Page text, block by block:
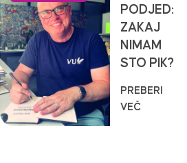
PODJED:
ZAKAJ
NIMAM
STO PIK?
PREBERI
VEČ